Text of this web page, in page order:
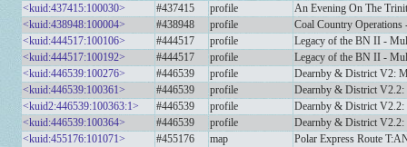
<kuid:437415:100030>
#437415 profile
An Evening On The
<kuid:438948:100004>
#438948 profile
Coal Country Operations
<kuid:444517:100106>
#444517 profile
Legacy of the BN II -
<kuid:444517:100192>
#444517 profile
Legacy of the BN II -
<kuid:446539:100276>
#446539 profile
Dearnby & District V2:
<kuid:446539:100361>
#446539 profile
Dearnby & District V2.2:
<kuid2:446539:100363:1>
#446539 profile
Dearnby & District V2.2:
<kuid:446539:100364>
#446539 profile
Dearnby & District V2.2:
<kuid:455176:101071>
#455176 map
Polar Express Route